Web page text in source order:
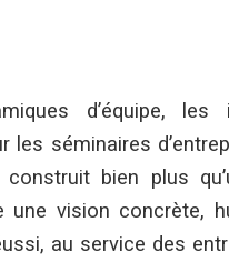
d’équipe, les
séminaires
bien plus
une vision concrète,
au service des